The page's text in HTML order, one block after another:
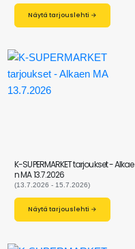
Näytä tarjouslehti →
K-SUPERMARKET tarjoukset - Alkae
n MA 13.7.2026
(13.7.2026 - 15.7.2026)
Näytä tarjouslehti →